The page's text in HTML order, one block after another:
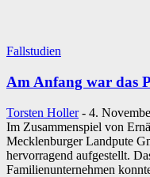
Fallstudien
Am Anfang war das
Torsten Holler - 4.
Im Zusammenspiel von
Mecklenburger Landpute
hervorragend aufgestellt.
Familienunternehmen